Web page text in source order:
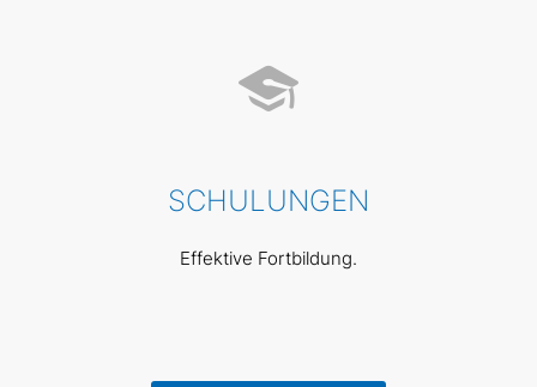
SCHULUNGEN
Effektive Fortbildung.